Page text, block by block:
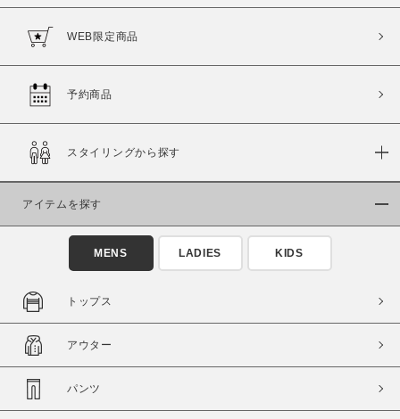
WEB限定商品
予約商品
スタイリングから探す
アイテムを探す
MENS LADIES KIDS
トップス
アウター
パンツ